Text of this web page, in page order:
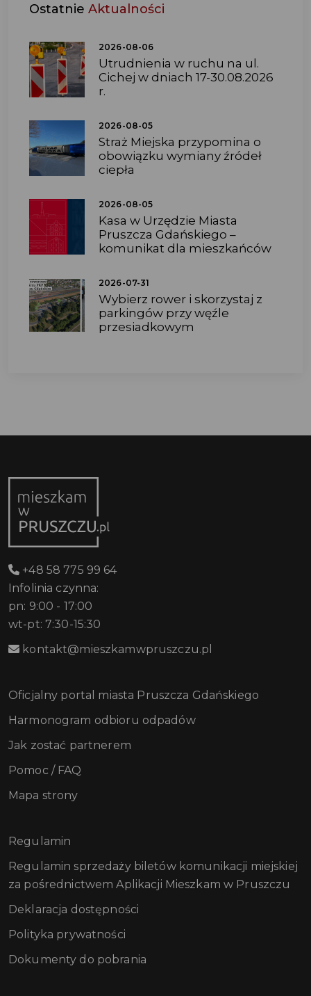
Ostatnie Aktualności
2026-08-06
Utrudnienia w ruchu na ul.
Cichej w dniach 17-30.08.2026
r.
2026-08-05
Straż Miejska przypomina o
obowiązku wymiany źródeł
ciepła
2026-08-05
Kasa w Urzędzie Miasta
Pruszcza Gdańskiego –
komunikat dla mieszkańców
2026-07-31
Wybierz rower i skorzystaj z
parkingów przy węźle
przesiadkowym
+48 58 775 99 64
Infolinia czynna:
pn: 9:00 - 17:00
wt-pt: 7:30-15:30
kontakt@mieszkamwpruszczu.pl
Oficjalny portal miasta Pruszcza Gdańskiego
Harmonogram odbioru odpadów
Jak zostać partnerem
Pomoc / FAQ
Mapa strony
Regulamin
Regulamin sprzedaży biletów komunikacji miejskiej
za pośrednictwem Aplikacji Mieszkam w Pruszczu
Deklaracja dostępności
Polityka prywatności
Dokumenty do pobrania